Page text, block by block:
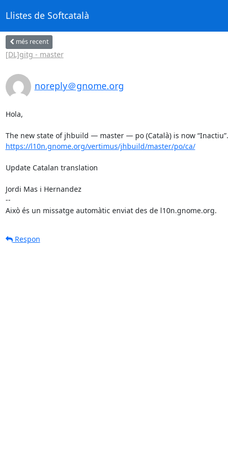
Llistes de Softcatalà
més recent
[DL]gitg - master
noreply＠gnome.org
Hola,
https://l10n.gnome.org/vertimus/jhbuild/master/po/ca/
Update Catalan translation
Jordi Mas i Hernandez
--
Això és un missatge automàtic enviat des de l10n.gnome.org.
Respon